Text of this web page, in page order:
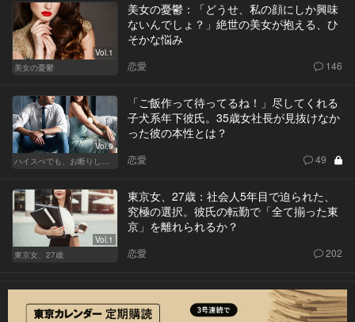
Vol.1
美女の憂鬱
美女の憂鬱：「どうせ、私の顔にしか興味
ないんでしょ？」絶世の美女が抱える、ひ
そかな悩み
恋愛 146
Vol.9
ハイスぺでも、お断りします！
「ご飯作って待ってるね！」尽してくれる
子犬系年下彼氏。35歳女社長が見抜けなか
った彼の本性とは？
恋愛 49
Vol.1
東京女、27歳
東京女、27歳：社会人5年目で迫られた、
究極の選択。彼氏の転勤で「全て揃った東
京」を離れられるか？
恋愛 202